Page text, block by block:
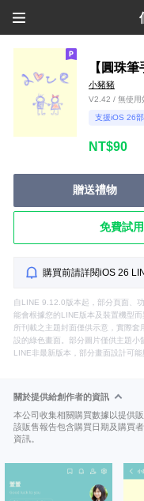
【圓珠
小豬豬
V2.42 / 無使用
支援iOS 26
NT$90
贈送禮物
免費試
購買前請詳閱iOS 26
自LINE 9.12.0版本起，部分頁面、
能會根據您的LINE版本及裝置機型
所刊載之主題封面僅供示意，實際
設的綠色畫面。部分圖片僅供主題小
LINE非最新版本，部分畫面設計可能
關於提供給創作者的資訊
本公司收集相關購買數據以提供
該販售報告包含購買日期及購買
資訊。